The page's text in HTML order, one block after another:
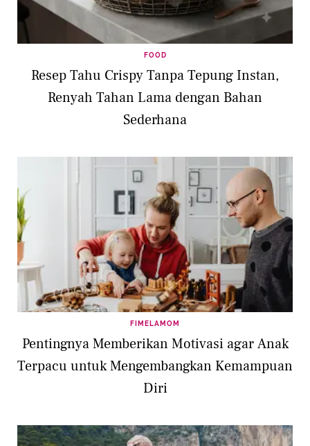
FOOD
Resep Tahu Crispy Tanpa Tepung Instan,
Renyah Tahan Lama dengan Bahan
Sederhana
FIMELAMOM
Pentingnya Memberikan Motivasi agar Anak
Terpacu untuk Mengembangkan Kemampuan
Diri